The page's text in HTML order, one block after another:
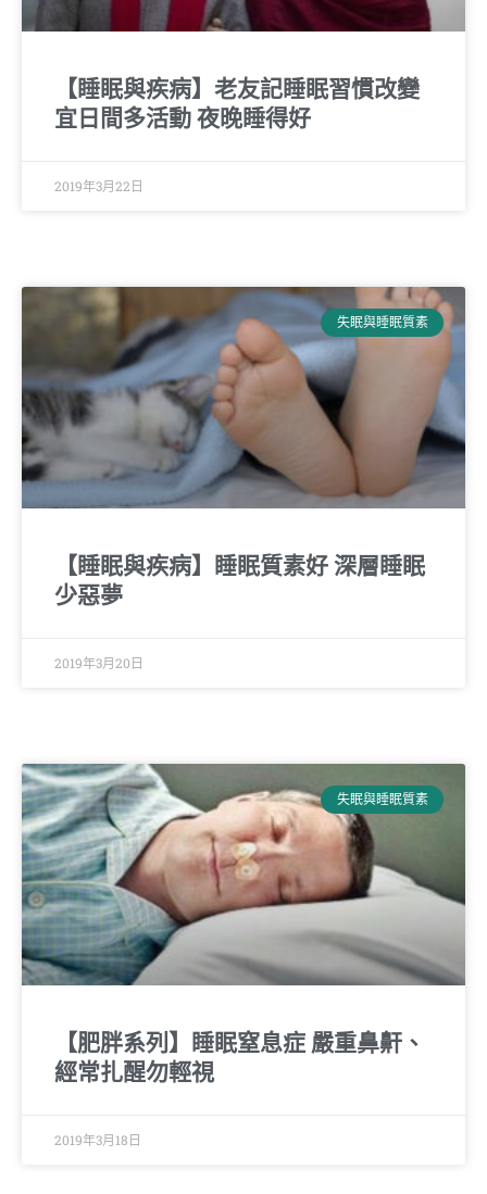
【睡眠與疾病】老友記睡眠習慣改變
宜日間多活動 夜晚睡得好
2019年3月22日
失眠與睡眠質素
【睡眠與疾病】睡眠質素好 深層睡眠
少惡夢
2019年3月20日
失眠與睡眠質素
【肥胖系列】睡眠窒息症 嚴重鼻鼾、
經常扎醒勿輕視
2019年3月18日